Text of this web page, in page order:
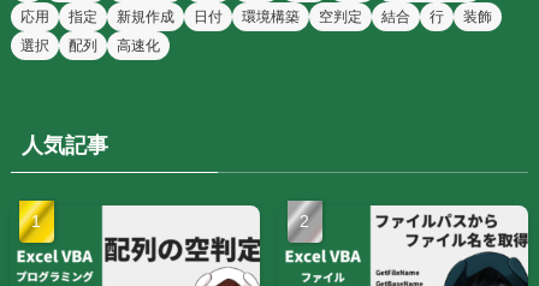
応用
指定 新規作成 日付 環境構築 空判定 結合 行
装飾
選択
配列 高速化
人気記事